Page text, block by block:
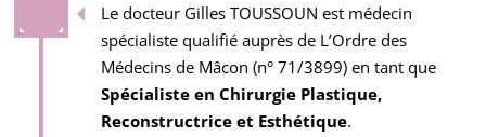
Le docteur Gilles TOUSSOUN est médecin
spécialiste qualifié auprès de L’Ordre des
Médecins de Mâcon (n° 71/3899) en tant que
Spécialiste en Chirurgie Plastique,
Reconstructrice et Esthétique.